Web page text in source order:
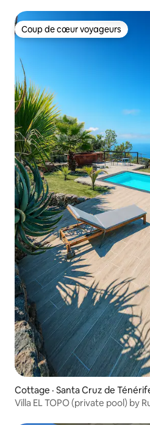
Coup de cœur voyageurs
Coup de cœur voyageurs
Cottage · Santa Cruz de
Villa EL TOPO (private pool) by